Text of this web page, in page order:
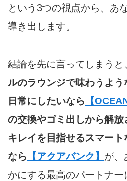
という3つの視点から、あ
導き出します。
結論を先に言ってしまうと
ルのラウンジで味わうよ
日常にしたいなら 【
の交換やゴミ出しから解
キレイを目指せるスマー
なら 【アクアバンク】 が、
かにする最高のパートナー